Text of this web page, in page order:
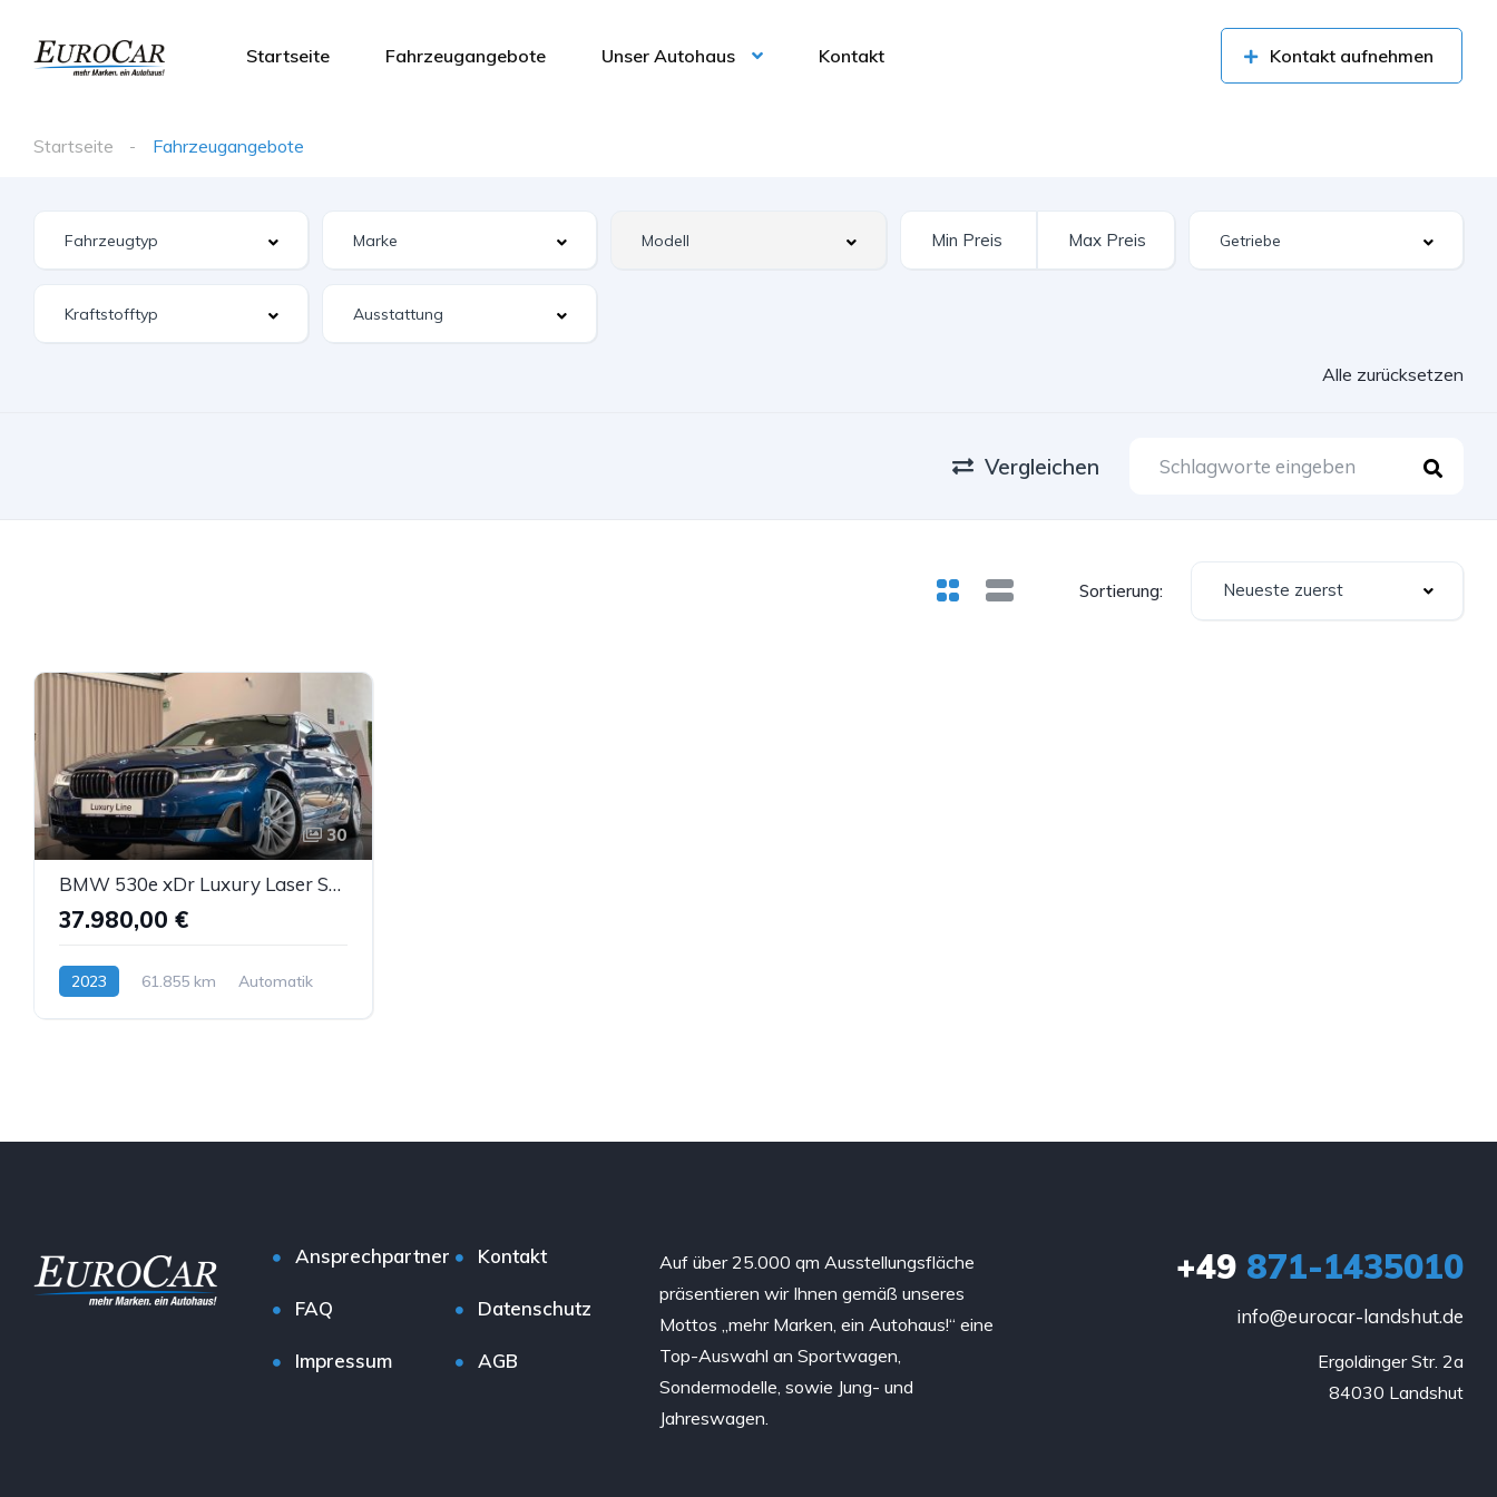
Startseite Fahrzeugangebote Unser Autohaus Kontakt Kontakt aufnehmen
Startseite Fahrzeugangebote
Alle zurücksetzen
Vergleichen
Sortierung: Neueste zuerst
30
BMW 530e xDr Luxury Laser Sbel HUD H&K DDC ACC AHK
37.980,00 €
2023 61.855 km
Automatik
Ansprechpartner Kontakt
FAQ Datenschutz
Impressum AGB
Auf über 25.000 qm Ausstellungsfläche
präsentieren wir Ihnen gemäß unseres
Mottos „mehr Marken, ein Autohaus!“ eine
Top-Auswahl an Sportwagen,
Sondermodelle, sowie Jung- und
Jahreswagen.
+49871-1435010
info@eurocar-landshut.de
Ergoldinger Str. 2a
84030 Landshut